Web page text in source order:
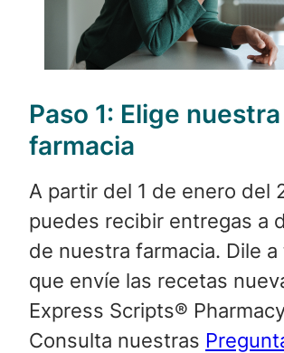
Paso 1: Elige nuestra
farmacia
A partir del 1 de enero del
puedes recibir entregas a
de nuestra farmacia. Dile
que envíe las recetas
Express Scripts®
Consulta nuestras